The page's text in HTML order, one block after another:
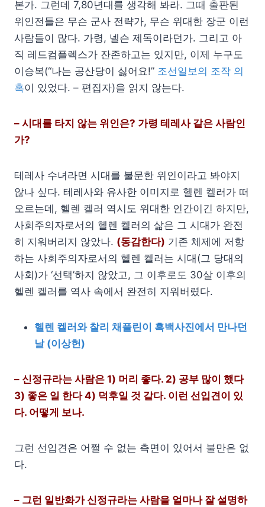
본가. 그런데 7,80년대를 생각해 봐라. 그때 출판된
위인전들은 무슨 군사 전략가, 무슨 위대한 장군 이런
사람들이 많다. 가령, 넬슨 제독이라던가. 그리고 아
직 레드컴플렉스가 잔존하고는 있지만, 이제 누구도
이승복(“나는 공산당이 싫어요!” 조선일보의 조작 의
혹이 있었다. – 편집자)을 읽지 않는다.
– 시대를 타지 않는 위인은? 가령 테레사 같은 사람인
가?
테레사 수녀라면 시대를 불문한 위인이라고 봐야지
않나 싶다. 테레사와 유사한 이미지로 헬렌 켈러가 떠
오르는데, 헬렌 켈러 역시도 위대한 인간이긴 하지만,
사회주의자로서의 헬렌 켈러의 삶은 그 시대가 완전
히 지워버리지 않았나. (동감한다) 기존 체제에 저항
하는 사회주의자로서의 헬렌 켈러는 시대(그 당대의
사회)가 ‘선택’하지 않았고, 그 이후로도 30살 이후의
헬렌 켈러를 역사 속에서 완전히 지워버렸다.
헬렌 켈러와 찰리 채플린이 흑백사진에서 만나던
날 (이상헌)
– 신정규라는 사람은 1) 머리 좋다. 2) 공부 많이 했다
3) 좋은 일 한다 4) 덕후일 것 같다. 이런 선입견이 있
다. 어떻게 보나.
그런 선입견은 어쩔 수 없는 측면이 있어서 불만은 없
다.
– 그런 일반화가 신정규라는 사람을 얼마나 잘 설명하